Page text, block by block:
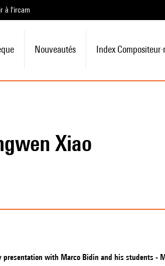
à l'ircam
Nouveautés Index
Xiao
presentation with Marco Bidin and his students -